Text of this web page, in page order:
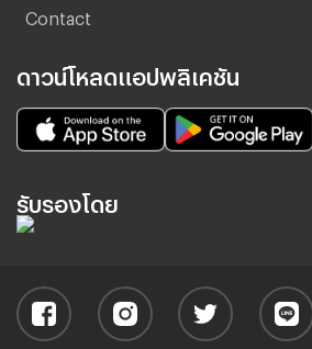
Contact
ดาวน์โหลดแอปพลิเคชัน
รับรองโดย